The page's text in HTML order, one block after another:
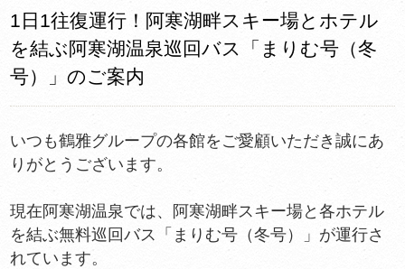
1日1往復運行！阿寒湖畔スキー場とホテル
を結ぶ阿寒湖温泉巡回バス「まりむ号（冬
号）」のご案内
いつも鶴雅グループの各館をご愛顧いただき誠にあ
りがとうございます。
現在阿寒湖温泉では、阿寒湖畔スキー場と各ホテル
を結ぶ無料巡回バス「まりむ号（冬号）」が運行さ
れています。